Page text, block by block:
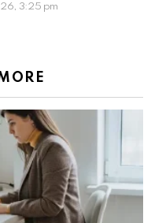
3:25 pm